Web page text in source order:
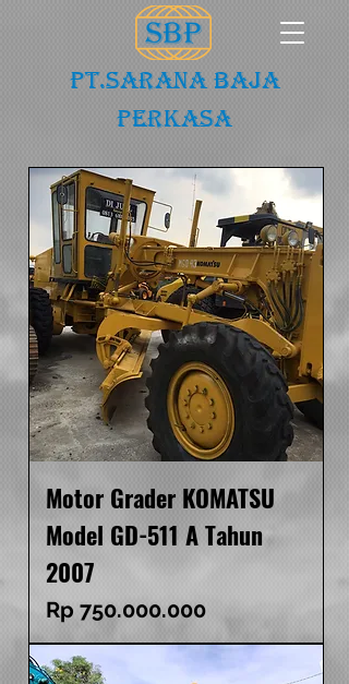
PT.Sarana baja
Perkasa
Motor Grader KOMATSU
Model GD-511 A Tahun
2007
Harga
Rp 750.000.000